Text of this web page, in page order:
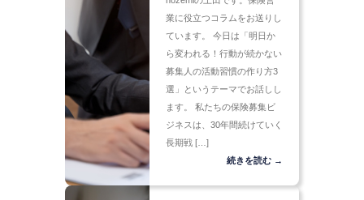
業に役立つコラムをお送りし
ています。 今日は「明日か
ら変われる！行動が続かない
募集人の活動習慣の作り方3
選」というテーマでお話しし
ます。 私たちの保険募集ビ
ジネスは、30年間続けていく
長期戦 […]
続きを読む →